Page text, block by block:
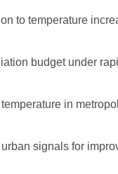
to temperature
budget under
in
signals for